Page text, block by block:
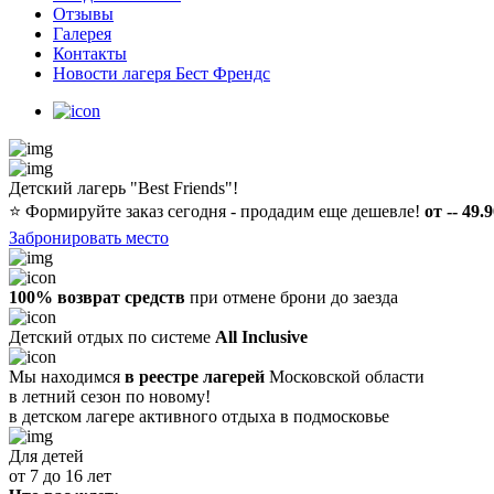
Отзывы
Галерея
Контакты
Новости лагеря Бест Френдс
Детский лагерь "Best Friends"!
⭐️ Формируйте заказ сегодня - продадим еще дешевле! от --
Забронировать место
100% возврат средств при отмене брони до заезда
Детский отдых по системе All Inclusive
Мы находимся в реестре лагерей Московской области
в летний сезон по новому!
в детском лагере активного отдыха в подмосковье
Для детей
от 7 до 16 лет